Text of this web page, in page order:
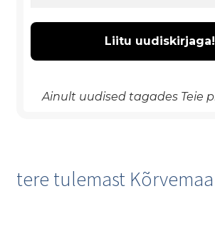
Ainult uudised tagades Teie
tere tulemast